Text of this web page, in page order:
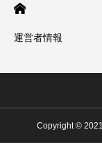
運営者情報
Copyright ©